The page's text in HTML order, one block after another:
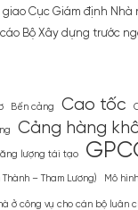
giao Cục Giám định
Bộ Xây dựng trước
Bến cảng Cao tốc
Cảng hàng
lượng tái tạo
Thành – Tham Lương) Mô
ở công vụ cho cán bộ luân